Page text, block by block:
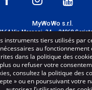
MyWoWo s.r.l.
Via Marconi, 34 – 24068
con n° iscrizione 443941 –
TERMS AND CONDITIONS-
instruments tiers utilisés par
au
dans la politique des
ou refuser votre
consultez la politique des
» ou en poursuivant votre